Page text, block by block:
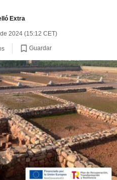
Extra
2024 (15:12 CET)
Guardar